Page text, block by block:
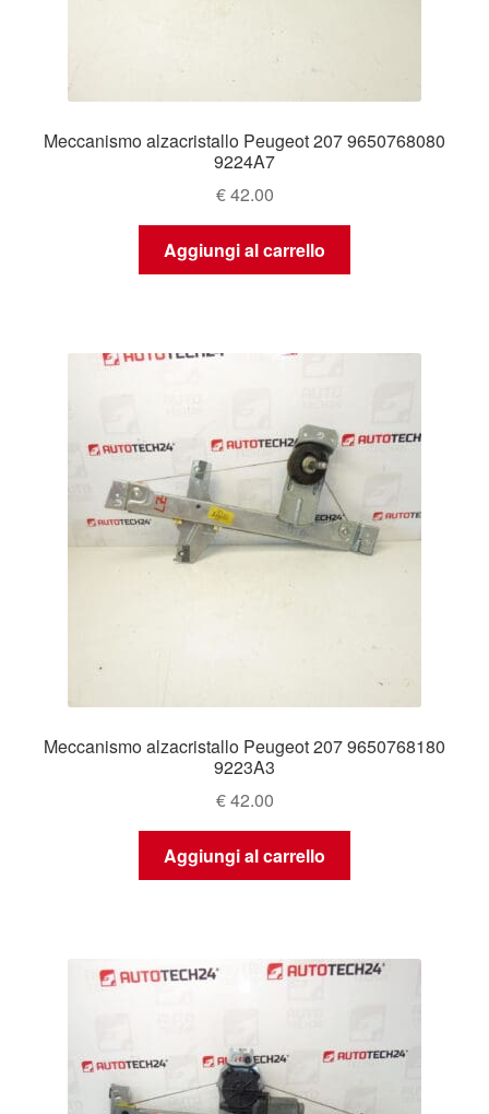
Meccanismo alzacristallo Peugeot 207 9650768080
9224A7
€42.00
Aggiungi al carrello
Meccanismo alzacristallo Peugeot 207 9650768180
9223A3
€42.00
Aggiungi al carrello